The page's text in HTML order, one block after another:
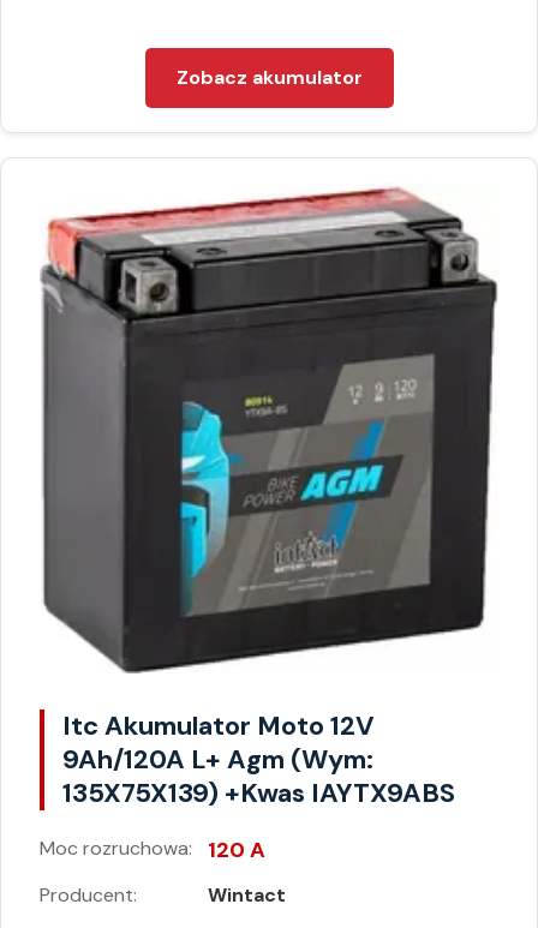
Zobacz akumulator
Itc Akumulator Moto 12V
9Ah/120A L+ Agm (Wym:
135X75X139) +Kwas IAYTX9ABS
Moc rozruchowa: 120 A
Producent: Wintact